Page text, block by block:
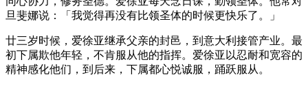
旦斐娜说：「我觉得再没有比领圣体的时候更快乐了。」
廿三岁时候，爱徐亚继承父亲的封邑，到意大利接管产业。最
初下属欺他年轻，不肯服从他的指挥。爱徐亚以忍耐和宽容的
精神感化他们，到后来，下属都心悦诚服，踊跃服从。